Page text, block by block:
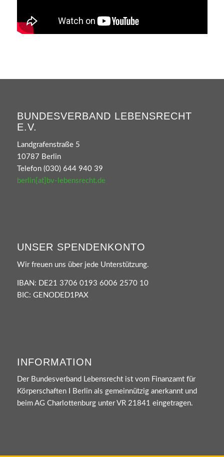
BUNDESVERBAND LEBENSRECHT
E.V.
Landgrafenstraße 5
10787 Berlin
Telefon (030) 644 940 39
berlin[at]bv-lebensrecht.de
UNSER SPENDENKONTO
Wir freuen uns über jede Unterstützung.
IBAN: DE21 3706 0193 6006 2570 10
BIC: GENODED1PAX
INFORMATION
Der Bundesverband Lebensrecht ist vom Finanzamt für
Körperschaften I Berlin als gemeinnützig anerkannt und
beim AG Charlottenburg unter VR 21841 eingetragen.